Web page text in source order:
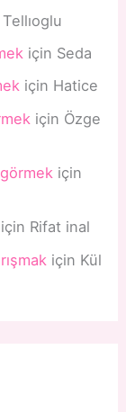
Tellıoglu
için Seda
için Hatice
için Özge
için
için Rifat inal
için Kül